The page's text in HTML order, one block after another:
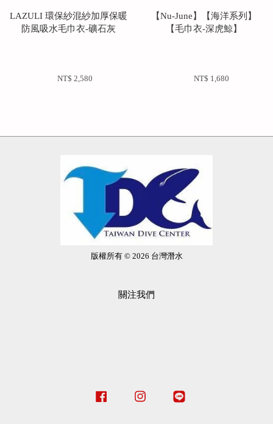
LAZULI 環保紗混紗加厚保暖
防風吸水毛巾衣-礦石灰
NT$ 2,580
【Nu-June】【海洋系列】
【毛巾衣-深虎鯨】
NT$ 1,680
版權所有 © 2026 台灣潛水
關注我們